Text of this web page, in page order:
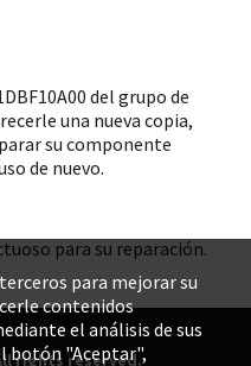
del grupo de
una nueva copia,
su componente
de nuevo.
para su reparación.
All rights reserved.
para mejorar su
contenidos
el análisis de sus
botón "Aceptar",